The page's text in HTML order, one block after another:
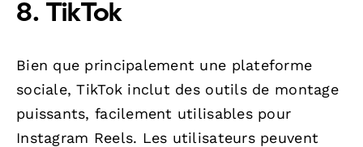
8. TikTok
Bien que principalement une plateforme
sociale, TikTok inclut des outils de montage
puissants, facilement utilisables pour
Instagram Reels. Les utilisateurs peuvent